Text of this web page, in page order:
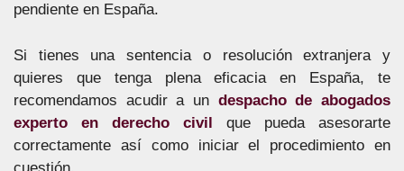
pendiente en España.
Si tienes una sentencia o resolución extranjera y
quieres que tenga plena eficacia en España, te
recomendamos acudir a un despacho de abogados
experto en derecho civil que pueda asesorarte
correctamente así como iniciar el procedimiento en
cuestión.